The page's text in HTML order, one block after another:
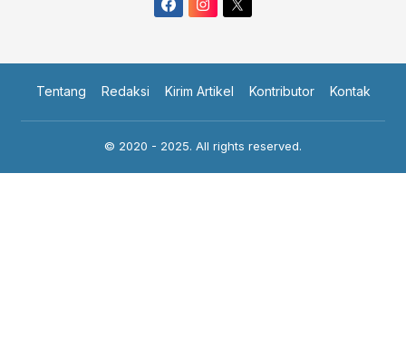
Tentang Redaksi Kirim Artikel Kontributor Kontak
© 2020 - 2025. All rights reserved.